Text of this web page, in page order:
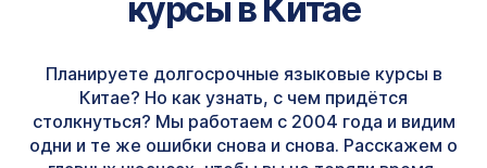
курсы в Китае
Планируете долгосрочные языковые курсы в
Китае? Но как узнать, с чем придётся
столкнуться? Мы работаем с 2004 года и видим
одни и те же ошибки снова и снова. Расскажем о